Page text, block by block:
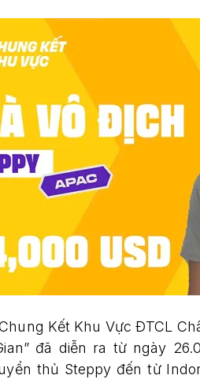
Kết Khu Vực ĐTCL
đã diễn ra từ ngày
thủ Steppy đến từ